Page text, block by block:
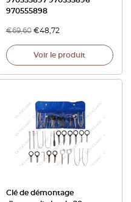
970555898
€69,60 €48,72
Voir le produit
Clé de démontage